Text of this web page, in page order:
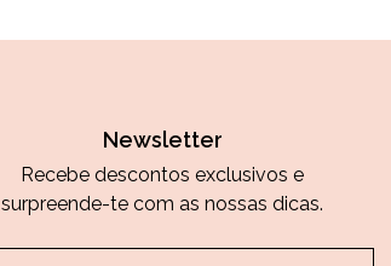
Newsletter
Recebe descontos exclusivos e
surpreende-te com as nossas dicas.